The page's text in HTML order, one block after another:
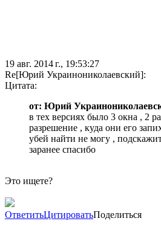
19 авг. 2014 г., 19:53:27
Re[Юрий Украинониколаевский]:
Цитата:
от: Юрий
в тех версиях было 3 окна , 2
разрешение , куда они его
убей найти не могу ,
заранее спасибо
Это ищете?
ОтветитьЦитироватьПоделиться